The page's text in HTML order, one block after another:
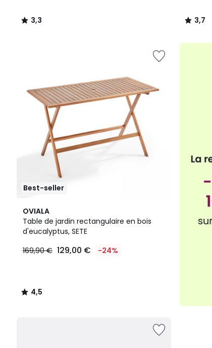
programme
€.
3,3
/
3,7
/
Best-seller
OVIALA
Table de jardin rectangulaire en bois
d'eucalyptus, SETE
169,90 € 129,00 € -24%
4,5
/ 5
4,5
/